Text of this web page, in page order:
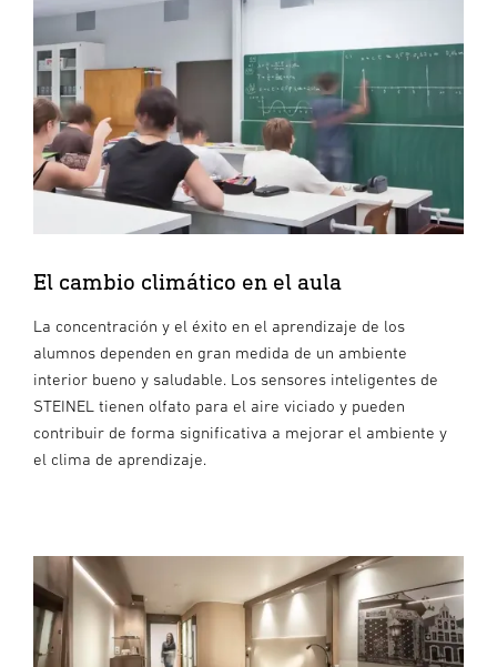
El cambio climático en el aula
La concentración y el éxito en el aprendizaje de los
alumnos dependen en gran medida de un ambiente
interior bueno y saludable. Los sensores inteligentes de
STEINEL tienen olfato para el aire viciado y pueden
contribuir de forma significativa a mejorar el ambiente y
el clima de aprendizaje.